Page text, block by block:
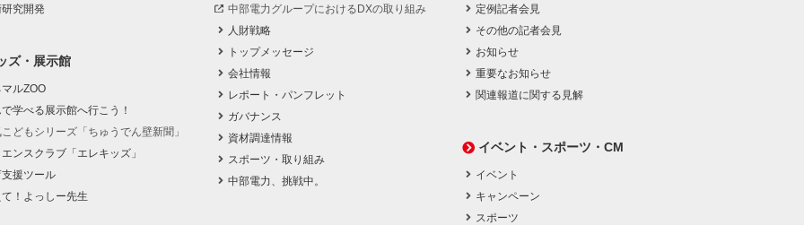
究開発
ズ・展示館
ルZOO
学べる展示館へ行こう！
どもシリーズ「ちゅうでん壁新聞」
ンスクラブ「エレキッズ」
援ツール
！よっしー先生
中部電力グループにおけるDXの取り組み
人財戦略
トップメッセージ
会社情報
レポート・パンフレット
ガバナンス
資材調達情報
スポーツ・取り組み
中部電力、挑戦中。
定例記者会見
その他の記者会見
お知らせ
重要なお知らせ
関連報道に関する見解
イベント・スポーツ・CM
イベント
キャンペーン
スポーツ